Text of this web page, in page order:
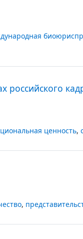
российского
ценность,
,